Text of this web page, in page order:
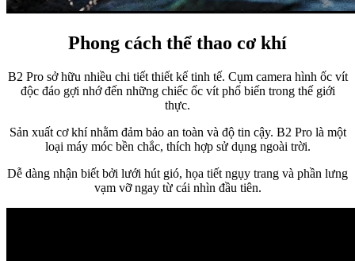
Phong cách thể thao cơ khí
B2 Pro sở hữu nhiều chi tiết thiết kế tinh tế. Cụm camera hình ốc vít
độc đáo gợi nhớ đến những chiếc ốc vít phổ biến trong thế giới
thực.
Sản xuất cơ khí nhằm đảm bảo an toàn và độ tin cậy. B2 Pro là một
loại máy móc bền chắc, thích hợp sử dụng ngoài trời.
Dễ dàng nhận biết bởi lưới hút gió, họa tiết ngụy trang và phần lưng
vạm vỡ ngay từ cái nhìn đầu tiên.